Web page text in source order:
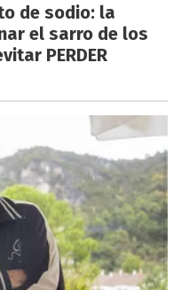
de sodio: la
el sarro de los
PERDER